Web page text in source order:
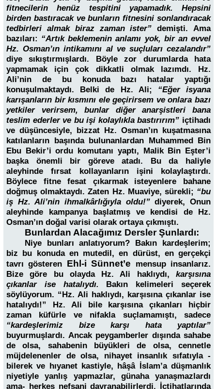
fitnecilerin henüz tespitini yapamadık. Hepsini
birden bastıracak ve bunların fitnesini sonlandıracak
tedbirleri almak biraz zaman ister”demişti.
Ama
bazıları: “Artık beklemenin anlamı yok, bir an evvel
Hz. Osman’ın intikamını al ve suçluları cezalandır”
diye sıkıştırmışlardı. Böyle zor durumlarda hata
yapmamak için çok dikkatli olmak lazımdı. Hz.
Ali’nin de bu konuda bazı hatalar yaptığı
konuşulmaktaydı. Belki de Hz. Ali; “Eğer isyana
karışanların bir kısmını ele geçirirsem ve onlara bazı
yetkiler verirsem, bunlar diğer anarşistleri bana
teslim ederler ve bu işi kolaylıkla bastırırım” içtihadı
ve düşüncesiyle, bizzat Hz. Osman’ın kuşatmasına
katılanların başında bulunanlardan Muhammed Bin
Ebu Bekir’i ordu komutanı yaptı, Malik Bin Eşter’i
başka önemli bir göreve atadı. Bu da haliyle
aleyhinde fırsat kollayanların işini kolaylaştırdı.
Böylece fitne fesat çıkarmak isteyenlere bahane
doğmuş olmaktaydı. Zaten Hz. Muaviye, sürekli; “bu
iş Hz. Ali’nin ihmalkârlığıyla oldu!”diyerek, Onun
aleyhinde kampanya başlatmış ve kendisi de Hz.
Osman’ın doğal varisi olarak ortaya çıkmıştı.
Bunlardan Alacağımız Dersler Şunlardı:
Niye bunları anlatıyorum? Bakın kardeşlerim;
biz bu konuda en mutedil, en dürüst, en gerçekçi
tavrı gösteren Ehl-i Sünnet’e
mensup insanlarız.
Bize göre bu olayda Hz. Ali haklıydı, karşısına
çıkanlar ise hatalıydı. Bakın kelimeleri seçerek
söylüyorum. “Hz. Ali haklıydı, karşısına çıkanlar ise
hatalıydı!” Hz. Ali bile karşısına çıkanları hiçbir
zaman küfürle ve nifakla suçlamamıştı, sadece
“kardeşlerimiz bize karşı hata yaptılar”
buyurmuşlardı. Ancak peygamberler dışında sahabe
de olsa, sahabenin büyükleri de olsa, cennetle
müjdelenenler de olsa, nihayet insanlık sıfatıyla -
bilerek ve hıyanet kastiyle, hâşâ İslam’a düşmanlık
niyetiyle yanlış yapmazlar, günaha yanaşmazlardı
ama- herkes nefsani davranabilirlerdi. İçtihatlarında